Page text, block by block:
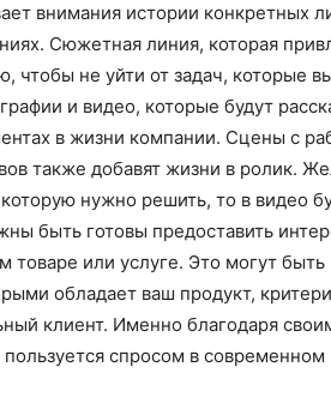
внимания истории конкретных
Сюжетная линия, которая
чтобы не уйти от задач, которые
и видео, которые будут
в жизни компании. Сцены с
также добавят жизни в ролик.
нужно решить, то в видео
быть готовы предоставить
или услуге. Это могут
обладает ваш продукт,
клиент. Именно благодаря
спросом в